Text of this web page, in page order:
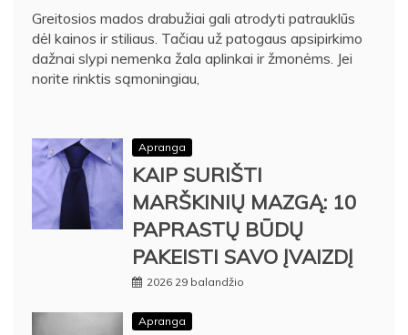
Greitosios mados drabužiai gali atrodyti patrauklūs
dėl kainos ir stiliaus. Tačiau už patogaus apsipirkimo
dažnai slypi nemenka žala aplinkai ir žmonėms. Jei
norite rinktis sąmoningiau,
Apranga
KAIP SURIŠTI
MARŠKINIŲ MAZGĄ: 10
PAPRASTŲ BŪDŲ
PAKEISTI SAVO ĮVAIZDĮ
2026 29 balandžio
Apranga